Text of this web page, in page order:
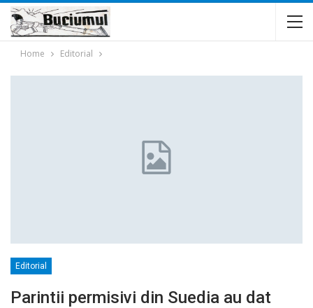
Home Editorial
Editorial
Parintii permisivi din Suedia au dat